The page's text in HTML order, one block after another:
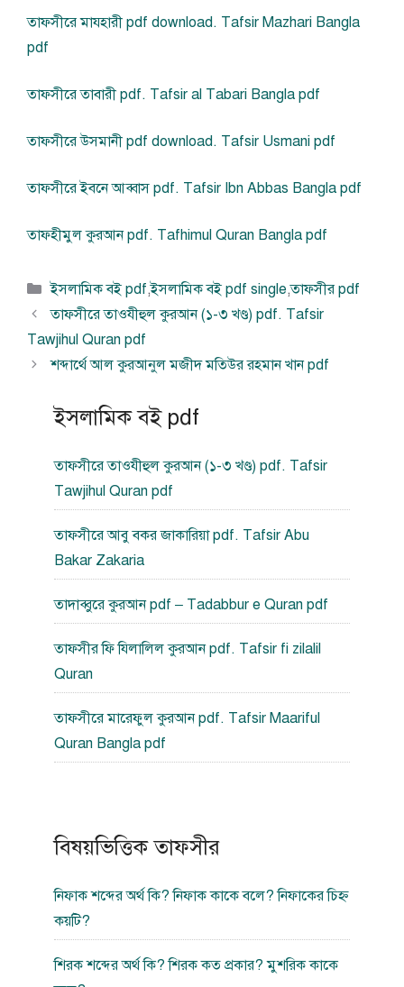
তাফসীরে মাযহারী pdf download. Tafsir Mazhari Bangla
pdf
তাফসীরে তাবারী pdf. Tafsir al Tabari Bangla pdf
তাফসীরে উসমানী pdf download. Tafsir Usmani pdf
তাফসীরে ইবনে আব্বাস pdf. Tafsir Ibn Abbas Bangla pdf
তাফহীমুল কুরআন pdf. Tafhimul Quran Bangla pdf
বিভাগ
সমূহ
ইসলামিক বই pdf,ইসলামিক বই pdf single,তাফসীর pdf
তাফসীরে তাওযীহুল কুরআন (১-৩ খণ্ড) pdf. Tafsir
Tawjihul Quran pdf
শব্দার্থে আল কুরআনুল মজীদ মতিউর রহমান খান pdf
ইসলামিক বই pdf
তাফসীরে তাওযীহুল কুরআন (১-৩ খণ্ড) pdf. Tafsir
Tawjihul Quran pdf
তাফসীরে আবু বকর জাকারিয়া pdf. Tafsir Abu
Bakar Zakaria
তাদাব্বুরে কুরআন pdf – Tadabbur e Quran pdf
তাফসীর ফি যিলালিল কুরআন pdf. Tafsir fi zilalil
Quran
তাফসীরে মারেফুল কুরআন pdf. Tafsir Maariful
Quran Bangla pdf
বিষয়ভিত্তিক তাফসীর
নিফাক শব্দের অর্থ কি? নিফাক কাকে বলে? নিফাকের চিহ্ন
কয়টি?
শিরক শব্দের অর্থ কি? শিরক কত প্রকার? মুশরিক কাকে